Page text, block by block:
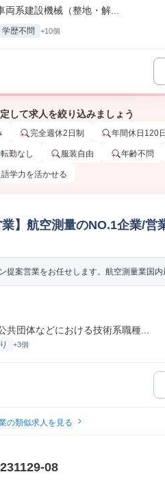
系建設機械（整地・解...
学歴不問 +10個
して求人を絞り込みましょう
完全週休2日制 年間休日120
転勤なし 服装自由 年齢不問
語学力を活かせる
】航空測量のNO.1企業/営
提案営業をお任せします。航空測量業国
団体などにおける技術系職種...
+3個
の類似求人を見る
08